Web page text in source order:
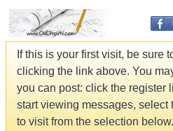
If this is your first visit, be sure
clicking the link above. You
you can post: click the register
start viewing messages, select
to visit from the selection below.